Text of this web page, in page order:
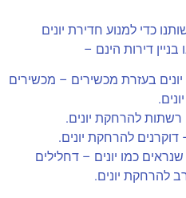
כדי למנוע חדירת יונים
דירות הינם –
בעזרת מכשירים – מכשירים
להרחקת יונים.
דוקרנים להרחקת יונים.
כמו יונים – דחלילים
להרחקת יונים.